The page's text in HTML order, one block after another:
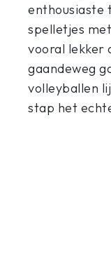
enthousiaste
spelletjes
vooral lekker
gaandeweg
volleyballen
stap het